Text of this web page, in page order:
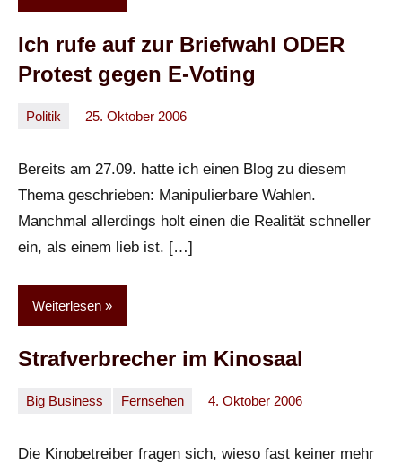
Ich rufe auf zur Briefwahl ODER
Protest gegen E-Voting
Politik 25. Oktober 2006
Bereits am 27.09. hatte ich einen Blog zu diesem
Thema geschrieben: Manipulierbare Wahlen.
Manchmal allerdings holt einen die Realität schneller
ein, als einem lieb ist. […]
Weiterlesen
Strafverbrecher im Kinosaal
Big Business Fernsehen 4. Oktober 2006
Oliver
Die Kinobetreiber fragen sich, wieso fast keiner mehr